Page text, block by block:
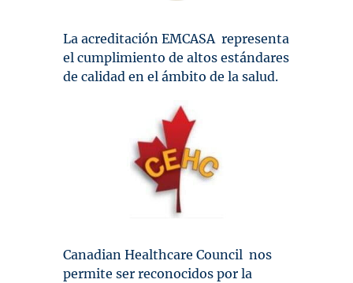
La acreditación EMCASA representa
el cumplimiento de altos estándares
de calidad en el ámbito de la salud.
Canadian Healthcare Council nos
permite ser reconocidos por la